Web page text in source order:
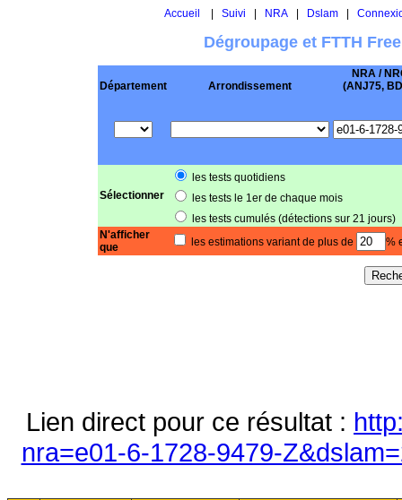
Accueil Suivi NRA| Dslam|
Dégroupage et FTTH
Département Arrondissement
NRA /
(ANJ75,
Sélectionner
les tests quotidiens
les tests le 1er de chaque mois
les tests cumulés (détections sur 21 jours)
N'afficher
que
les estimations variant de plus de %
Lien direct pour ce résultat :
nra=e01-6-1728-9479-